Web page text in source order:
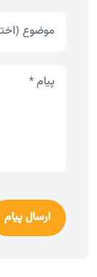
ارسال پیام